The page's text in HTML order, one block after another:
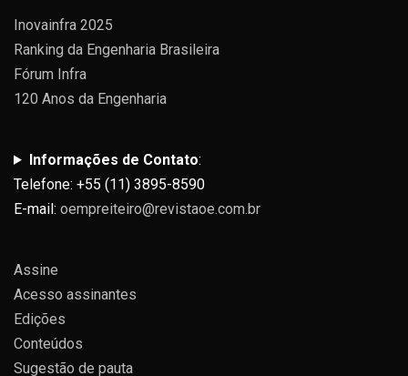
Inovainfra 2025
Ranking da Engenharia Brasileira
Fórum Infra
120 Anos da Engenharia
Informações de Contato:
Telefone: +55 (11) 3895-8590
E-mail: oempreiteiro@revistaoe.com.br
Assine
Acesso assinantes
Edições
Conteúdos
Sugestão de pauta